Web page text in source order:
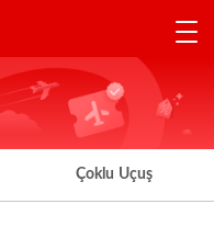
Çoklu Uçuş